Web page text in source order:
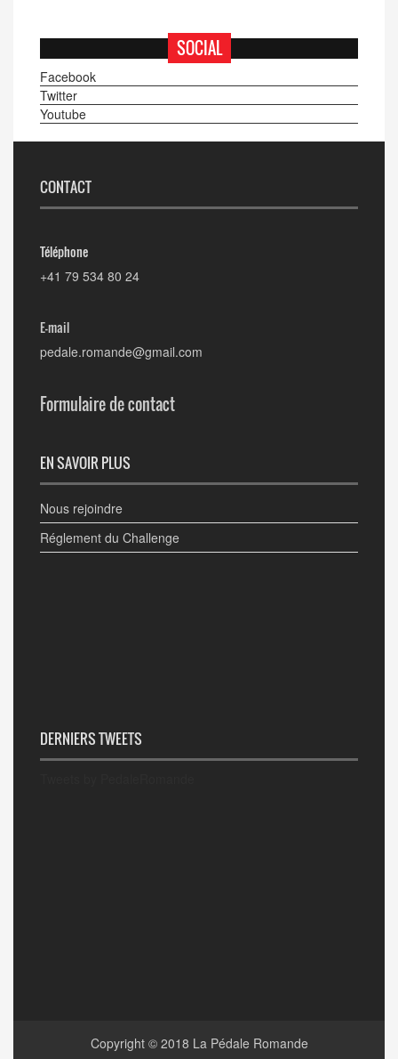
SOCIAL
Facebook
Twitter
Youtube
CONTACT
Téléphone
+41 79 534 80 24
E-mail
pedale.romande@gmail.com
Formulaire de contact
EN SAVOIR PLUS
Nous rejoindre
Réglement du Challenge
DERNIERS TWEETS
Copyright © 2018 La Pédale Romande